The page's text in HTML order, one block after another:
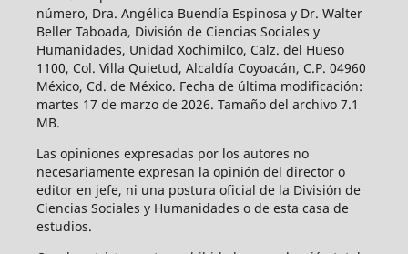
número, Dra. Angélica Buendía Espinosa y Dr. Walter
Beller Taboada, División de Ciencias Sociales y
Humanidades, Unidad Xochimilco, Calz. del Hueso
1100, Col. Villa Quietud, Alcaldía Coyoacán, C.P. 04960
México, Cd. de México. Fecha de última modificación:
martes 17 de marzo de 2026. Tamaño del archivo 7.1
MB.
Las opiniones expresadas por los autores no
necesariamente expresan la opinión del director o
editor en jefe, ni una postura oficial de la División de
Ciencias Sociales y Humanidades o de esta casa de
estudios.